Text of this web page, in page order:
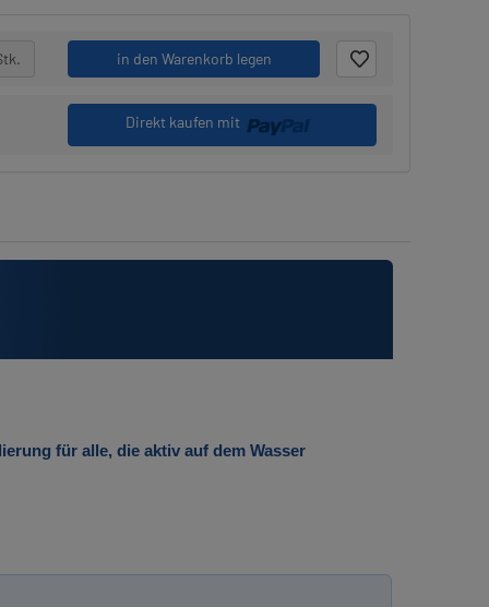
in den Warenkorb legen
Direkt kaufen mit
für alle, die aktiv auf dem Wasser